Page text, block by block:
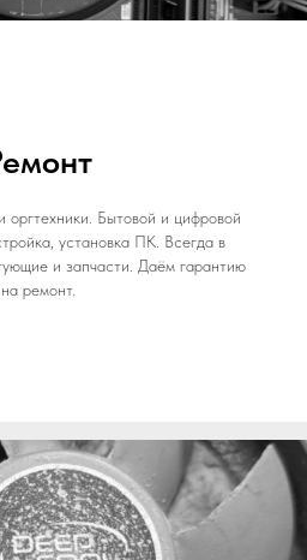
оргтехники. Бытовой и цифровой
установка ПК. Всегда в
и запчасти. Даём гарантию
на ремонт.